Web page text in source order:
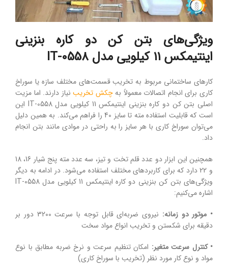
ویژگی‌های بتن کن دو کاره بنزینی
اینتیمکس 11 کیلویی مدل IT-0558
کارهای ساختمانی مربوط به تخریب قسمت‌های مختلف سازه یا سوراخ
کاری برای انجام اتصالات معمولاً بهچکش تخریبنیاز دارند. اما مزیت
اصلی بتن کن دو کاره بنزینی اینتیمکس 11 کیلویی مدل IT-0558 این
است که قابلیت استفاده مته تا سایز 40 را فراهم می‌کند. به همین دلیل
می‌توان سوراخ کاری با هر سایز را به راحتی در موادی مانند بتن انجام
داد.
همچنین این ابزار دو عدد قلم تخت و تیز، سه عدد مته پنج شیار 16، 18
و 22 دارد که برای کاربردهای مختلف استفاده می‌شود. در ادامه به دیگر
ویژگی‌های بتن کن بنزینی دو کاره اینتیمکس 11 کیلویی مدل IT-0558
اشاره می‌کنیم:
• موتور دو زمانه:
نیروی ضربه‌ای قابل توجه با سرعت 3200 دور بر
دقیقه برای شکستن و تخریب انواع مواد سخت
• کنترل سرعت متغیر: امکان تنظیم سرعت و نرخ ضربه مطابق با نوع
مواد و نوع کار مورد نظر (تخریب با سوراخ کاری)